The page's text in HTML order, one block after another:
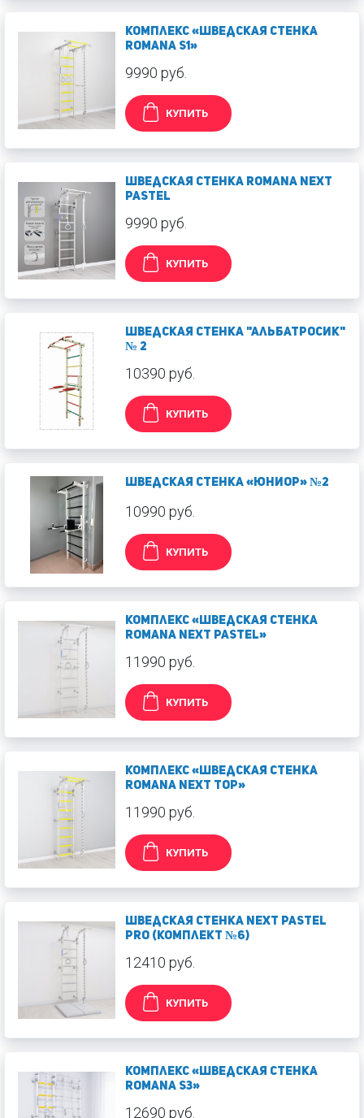
Комплекс «Шведская стенка
ROMANA S1»
9990 руб.
КУПИТЬ
Шведская стенка ROMANA Next
Pastel
9990 руб.
КУПИТЬ
Шведская стенка "Альбатросик"
№ 2
10390 руб.
КУПИТЬ
Шведская стенка «Юниор» №2
10990 руб.
КУПИТЬ
Комплекс «Шведская стенка
ROMANA Next Pastel»
11990 руб.
КУПИТЬ
Комплекс «Шведская стенка
ROMANA Next Top»
11990 руб.
КУПИТЬ
Шведская стенка Next Pastel
PRO (Комплект №6)
12410 руб.
КУПИТЬ
Комплекс «Шведская стенка
ROMANA S3»
12690 руб.